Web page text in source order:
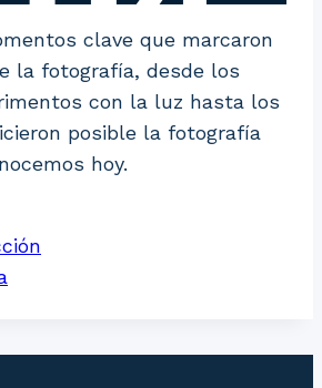
clave que marcaron
la fotografía, desde los
con la luz hasta los
posible la fotografía
hoy.